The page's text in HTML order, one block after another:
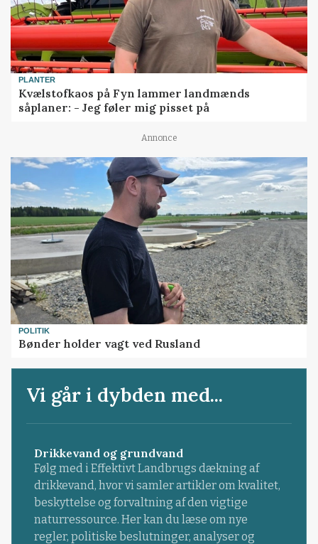
PLANTER
Kvælstofkaos på Fyn lammer landmænds
såplaner: - Jeg føler mig pisset på
Annonce
POLITIK
Bønder holder vagt ved Rusland
Vi går i dybden med...
Drikkevand og grundvand
Følg med i Effektivt Landbrugs dækning af
drikkevand, hvor vi samler artikler om kvalitet,
beskyttelse og forvaltning af den vigtige
naturressource. Her kan du læse om nye
regler, politiske beslutninger, analyser og